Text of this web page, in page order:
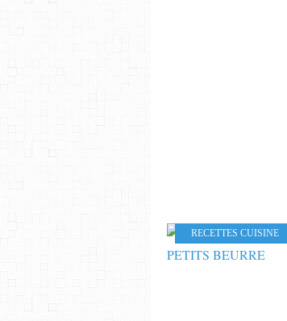
RECETTES CUISINE